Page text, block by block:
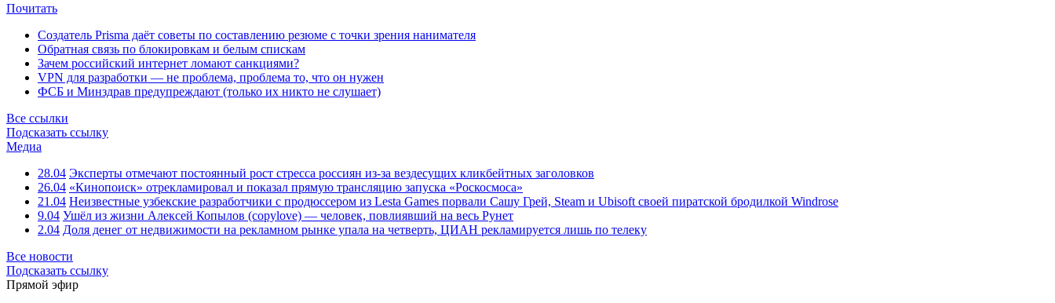
Почитать
Создатель Prisma даёт советы по составлению резюме с точки зрения нанимателя
Обратная связь по блокировкам и белым спискам
Зачем российский интернет ломают санкциями?
VPN для разработки — не проблема, проблема то, что он нужен
ФСБ и Минздрав предупреждают (только их никто не слушает)
Все ссылки
Подсказать ссылку
Медиа
28.04 Эксперты отмечают постоянный рост стресса россиян из-за вездесущих кликбейтных заголовков
26.04 «Кинопоиск» отрекламировал и показал прямую трансляцию запуска «Роскосмоса»
21.04 Неизвестные узбекские разработчики с продюссером из Lesta Games порвали Сашу Грей, Steam и Ubisoft своей пиратской бродилкой Windrose
9.04 Ушёл из жизни Алексей Копылов (copylove) — человек, повлиявший на весь Рунет
2.04 Доля денег от недвижимости на рекламном рынке упала на четверть, ЦИАН рекламируется лишь по телеку
Все новости
Подсказать ссылку
Прямой эфир